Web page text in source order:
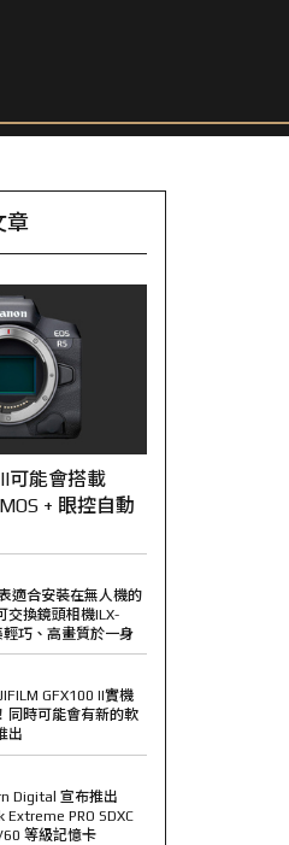
章
可能會搭載
+ 眼控自動
適合安裝在無人機的
交換鏡頭相機ILX-
輕巧、高畫質於一身
GFX100 II實機
同時可能會有新的軟
出
Digital 宣布推出
Extreme PRO SDXC
等級記憶卡